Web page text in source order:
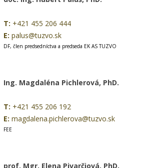
T: +421 455 206 444
E: palus@tuzvo.sk
DF, člen predsedníctva a predseda EK AS TUZVO
Ing. Magdaléna Pichlerová, PhD.
T: +421 455 206 192
E: magdalena.pichlerova@tuzvo.sk
FEE
prof. Mgr. Elena Pivarčiová, PhD.